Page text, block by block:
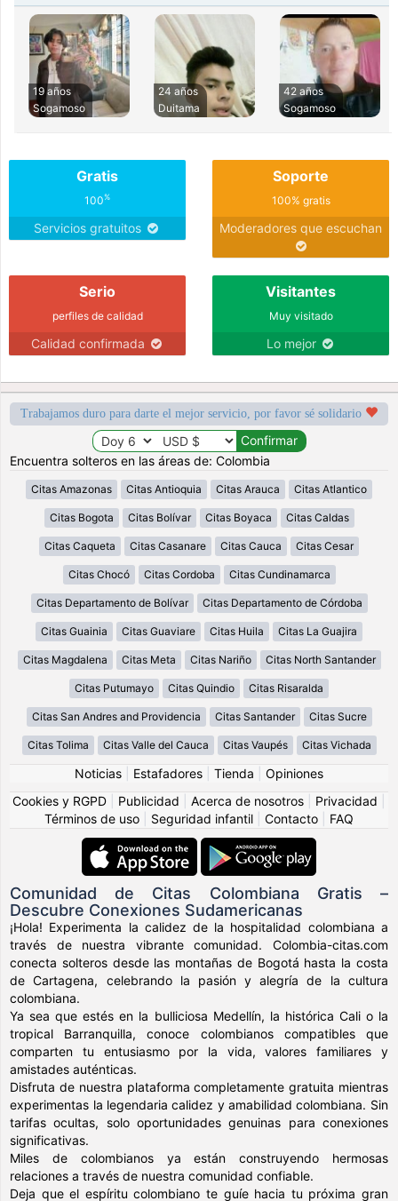
19 años
Sogamoso
24 años
Duitama
42 años
Sogamoso
Gratis
100%
Servicios gratuitos
Soporte
100% gratis
Moderadores que escuchan
Serio
perfiles de calidad
Calidad confirmada
Visitantes
Muy visitado
Lo mejor
Trabajamos duro para darte el mejor servicio, por favor sé solidario
Encuentra solteros en las áreas de: Colombia
Citas Amazonas Citas Antioquia Citas Arauca Citas Atlantico
Citas Bogota Citas Bolívar Citas Boyaca Citas Caldas
Citas Caqueta Citas Casanare Citas Cauca Citas Cesar
Citas Chocó Citas Cordoba Citas Cundinamarca
Citas Departamento de Bolívar Citas Departamento de Córdoba
Citas Guainia Citas Guaviare Citas Huila Citas La Guajira
Citas Magdalena Citas Meta Citas Nariño Citas North Santander
Citas Putumayo Citas Quindio Citas Risaralda
Citas San Andres and Providencia Citas Santander Citas Sucre
Citas Tolima Citas Valle del Cauca Citas Vaupés Citas Vichada
Noticias Estafadores Tienda
Opiniones
Cookies y RGPD
Publicidad Acerca de nosotros Privacidad
Términos de uso
Seguridad infantil Contacto FAQ
Comunidad de Citas Colombiana Gratis –
Descubre Conexiones Sudamericanas
¡Hola! Experimenta la calidez de la hospitalidad colombiana a
través de nuestra vibrante comunidad. Colombia-citas.com
conecta solteros desde las montañas de Bogotá hasta la costa
de Cartagena, celebrando la pasión y alegría de la cultura
colombiana.
Ya sea que estés en la bulliciosa Medellín, la histórica Cali o la
tropical Barranquilla, conoce colombianos compatibles que
comparten tu entusiasmo por la vida, valores familiares y
amistades auténticas.
Disfruta de nuestra plataforma completamente gratuita mientras
experimentas la legendaria calidez y amabilidad colombiana. Sin
tarifas ocultas, solo oportunidades genuinas para conexiones
significativas.
Miles de colombianos ya están construyendo hermosas
relaciones a través de nuestra comunidad confiable.
Deja que el espíritu colombiano te guíe hacia tu próxima gran